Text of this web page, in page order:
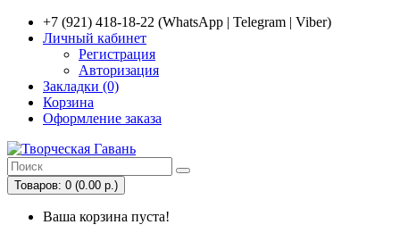
+7 (921) 418-18-22 (WhatsApp | Telegram | Viber)
Личный кабинет
Регистрация
Авторизация
Закладки (0)
Корзина
Оформление заказа
Товаров: 0 (0.00 р.)
Ваша корзина пуста!